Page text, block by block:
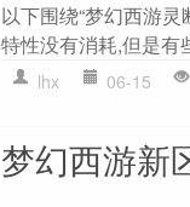
以下围绕“梦幻西游
特性没有消耗,但是有
lhx 06-15
梦幻西游新